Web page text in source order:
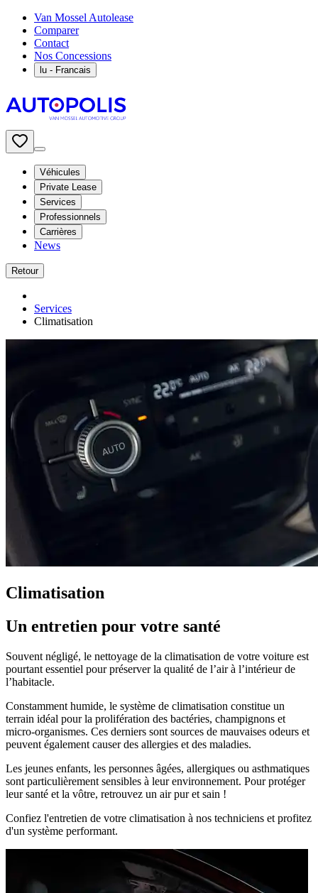
Van Mossel Autolease
Comparer
Contact
Nos Concessions
lu - Francais
Véhicules
Private Lease
Services
Professionnels
Carrières
News
Retour
Services
Climatisation
Climatisation
Un entretien pour votre santé
Souvent négligé, le nettoyage de la climatisation de votre voiture est
pourtant essentiel pour préserver la qualité de l’air à l’intérieur de
l’habitacle.
Constamment humide, le système de climatisation constitue un
terrain idéal pour la prolifération des bactéries, champignons et
micro-organismes. Ces derniers sont sources de mauvaises odeurs et
peuvent également causer des allergies et des maladies.
Les jeunes enfants, les personnes âgées, allergiques ou asthmatiques
sont particulièrement sensibles à leur environnement. Pour protéger
leur santé et la vôtre, retrouvez un air pur et sain !
Confiez l'entretien de votre climatisation à nos techniciens et profitez
d'un système performant.